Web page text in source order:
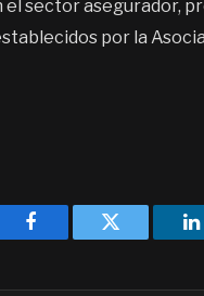
el sector asegurador,
por la
Facebook Twitter